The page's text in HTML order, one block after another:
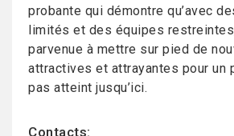
probante qui démontre qu’avec
limités et des équipes
parvenue à mettre sur pied de
attractives et attrayantes pour un
pas atteint jusqu’ici.
Contacts: